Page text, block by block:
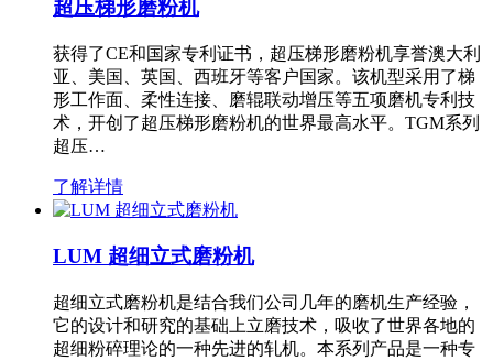
超压梯形磨粉机
获得了CE和国家专利证书，超压梯形磨粉机享誉澳大利
亚、美国、英国、西班牙等客户国家。该机型采用了梯
形工作面、柔性连接、磨辊联动增压等五项磨机专利技
术，开创了超压梯形磨粉机的世界最高水平。TGM系列
超压…
了解详情
LUM 超细立式磨粉机
超细立式磨粉机是结合我们公司几年的磨机生产经验，
它的设计和研究的基础上立磨技术，吸收了世界各地的
超细粉碎理论的一种先进的轧机。本系列产品是一种专